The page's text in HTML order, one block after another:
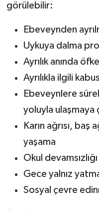
görülebilir:
Ebeveynden
Uykuya dalma
Ayrılık anında
Ayrılıkla ilgili
Ebeveynlere
yoluyla ulaşmaya
Karın ağrısı, baş
yaşama
Okul devamsızlığı
Gece yalnız
Sosyal çevre